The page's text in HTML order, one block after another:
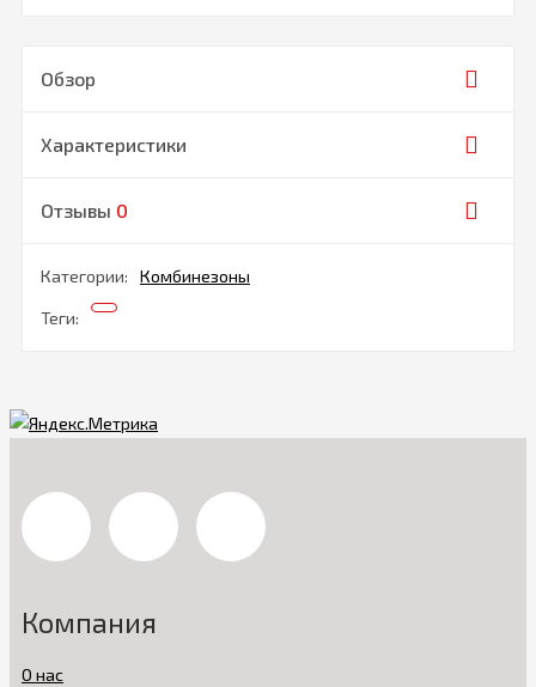
Обзор
Характеристики
Отзывы 0
Категории: Комбинезоны
Теги:
Компания
О нас